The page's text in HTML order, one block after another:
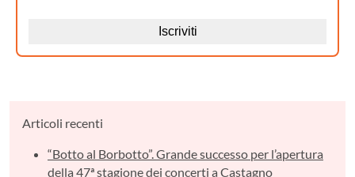
Articoli recenti
“Botto al Borbotto”. Grande successo per l’apertura
della 47ª stagione dei concerti a Castagno